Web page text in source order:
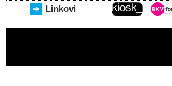
Linkovi